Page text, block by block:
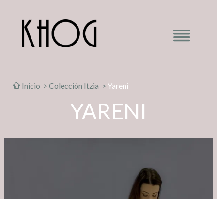
Inicio > Colección Itzia > Yareni
YARENI